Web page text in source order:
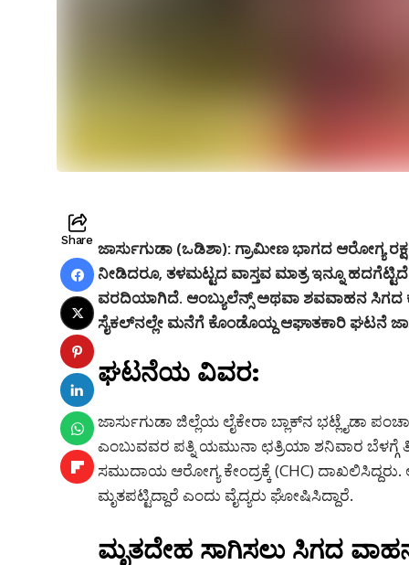
Share ಜಾರ್ಸುಗುಡಾ (ಒಡಿಶಾ): ಗ್ರಾಮೀಣ ಭಾಗದ ಆರೋಗ್ಯ
ನೀಡಿದರೂ, ತಳಮಟ್ಟದ ವಾಸ್ತವ ಮಾತ್ರ ಇನ್ನೂ
ವರದಿಯಾಗಿದೆ. ಆಂಬ್ಯುಲೆನ್ಸ್ ಅಥವಾ ಶವವಾಹನ
ಸೈಕಲ್‌ನಲ್ಲೇ ಮನೆಗೆ ಕೊಂಡೊಯ್ದ ಆಘಾತಕಾರಿ ಘಟನೆ
ಘಟನೆಯ ವಿವರ:
ಜಾರ್ಸುಗುಡಾ ಜಿಲ್ಲೆಯ ಲೈಕೇರಾ ಬ್ಲಾಕ್‌ನ ಭಟ್ಲೈಡಾ
ಎಂಬುವವರ ಪತ್ನಿ ಯಮುನಾ ಛತ್ರಿಯಾ ಶನಿವಾರ ಬೆಳಗ್ಗೆ
ಸಮುದಾಯ ಆರೋಗ್ಯ ಕೇಂದ್ರಕ್ಕೆ (CHC)
ಮೃತಪಟ್ಟಿದ್ದಾರೆ ಎಂದು ವೈದ್ಯರು ಘೋಷಿಸಿದ್ದಾರೆ.
ಮೃತದೇಹ ಸಾಗಿಸಲು ಸಿಗದ